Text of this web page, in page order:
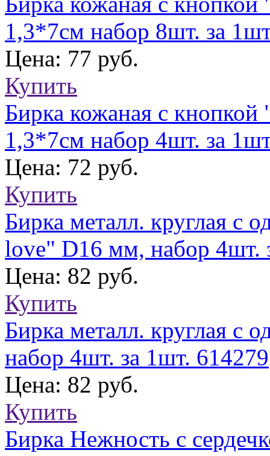
1,3*7см набор 8шт. за
Цена: 77 руб.
Купить
Бирка кожаная с
1,3*7см набор 4шт. за
Цена: 72 руб.
Купить
Бирка металл. круглая с
love" D16 мм, набор 4шт.
Цена: 82 руб.
Купить
Бирка металл. круглая с
набор 4шт. за 1шт. 614279
Цена: 82 руб.
Купить
Бирка Нежность с